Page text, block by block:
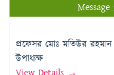
প্রফেসর মোঃ মতিউর রহমান
উপাধ্যক্ষ